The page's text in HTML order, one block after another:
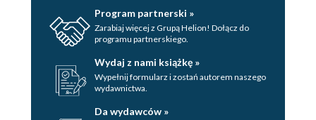
Program partnerski »
Zarabiaj więcej z Grupą Helion! Dołącz do
programu partnerskiego.
Wydaj z nami książkę »
Wypełnij formularz i zostań autorem naszego
wydawnictwa.
Da wydawców »